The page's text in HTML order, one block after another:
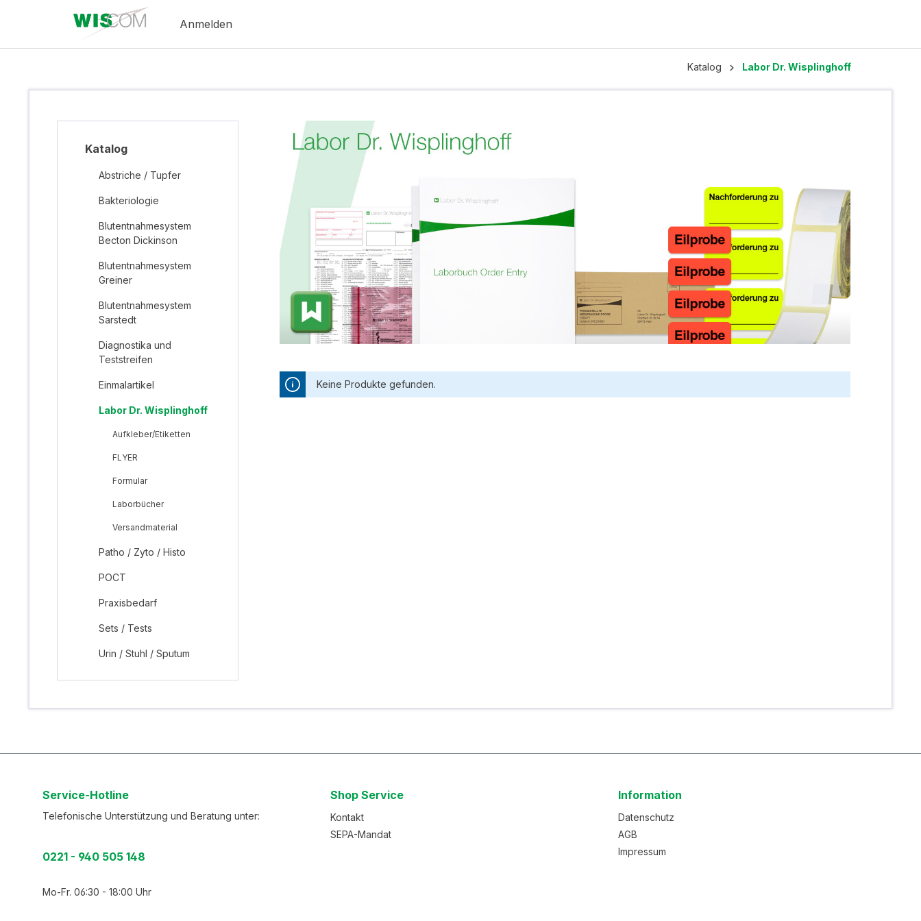
Anmelden
Katalog Labor Dr. Wisplinghoff
Katalog
Abstriche / Tupfer
Bakteriologie
Blutentnahmesystem
Becton Dickinson
Blutentnahmesystem
Greiner
Blutentnahmesystem
Sarstedt
Diagnostika und
Teststreifen
Einmalartikel
Labor Dr. Wisplinghoff
Aufkleber/Etiketten
FLYER
Formular
Laborbücher
Versandmaterial
Patho / Zyto / Histo
POCT
Praxisbedarf
Sets / Tests
Urin / Stuhl / Sputum
Keine Produkte gefunden.
Service-Hotline
Telefonische Unterstützung und Beratung unter:
0221 - 940 505 148
Mo-Fr. 06:30 - 18:00 Uhr
Shop Service
Kontakt
SEPA-Mandat
Information
Datenschutz
AGB
Impressum